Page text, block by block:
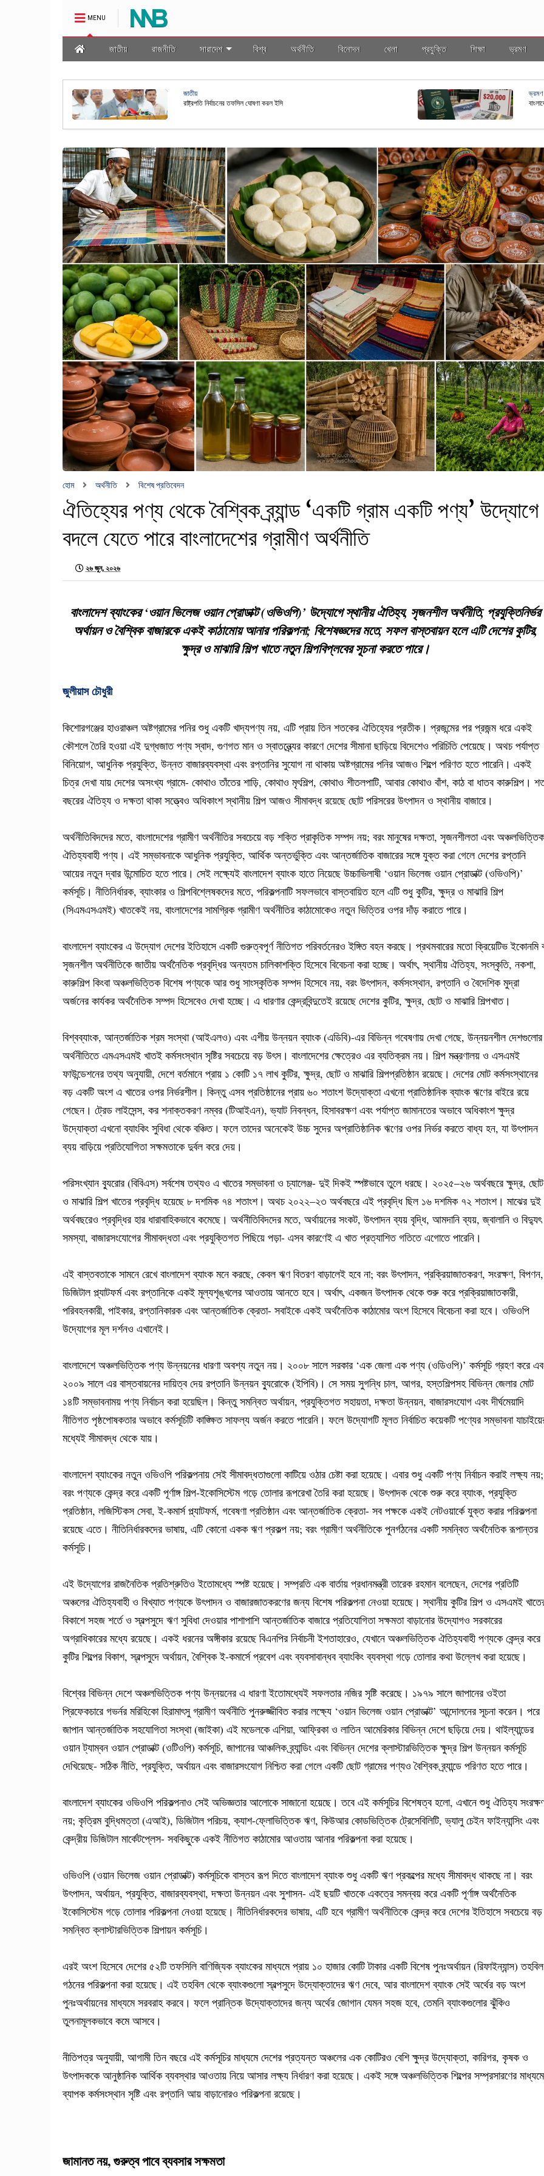
MENU
জাতীয় রাজনীতি সারাদেশ বিশ্ব অর্থনীতি বিনোদন খেলা প্রযুক্তি শিক্ষা ভ্রমণ
জাতীয়
রাষ্ট্রপতি নির্বাচনের তফসিল ঘোষণা করল ইসি
ভ্রমণ
হোম অর্থনীতি বিশেষ প্রতিবেদন
ঐতিহ্যের পণ্য থেকে বৈশ্বিক ব্র্যান্ড ‘একটি গ্রাম একটি পণ্য’ উদ্যোগে
বদলে যেতে পারে বাংলাদেশের গ্রামীণ অর্থনীতি
২৬ জুন, ২০২৬
বাংলাদেশ ব্যাংকের ‘ওয়ান ভিলেজ ওয়ান প্রোডাক্ট (ওভিওপি)’ উদ্যোগে স্থানীয় ঐতিহ্য, সৃজনশীল অর্থনীতি, প্রযুক্তিনির্ভর
অর্থায়ন ও বৈশ্বিক বাজারকে একই কাঠামোয় আনার পরিকল্পনা; বিশেষজ্ঞদের মতে, সফল বাস্তবায়ন হলে এটি দেশের কুটির,
ক্ষুদ্র ও মাঝারি শিল্প খাতে নতুন শিল্পবিপ্লবের সূচনা করতে পারে।
জুলীয়াস চৌধুরী
কিশোরগঞ্জের হাওরাঞ্চল অষ্টগ্রামের পনির শুধু একটি খাদ্যপণ্য নয়, এটি প্রায় তিন শতকের ঐতিহ্যের প্রতীক। প্রজন্মের পর প্রজন্ম ধরে একই
কৌশলে তৈরি হওয়া এই দুগ্ধজাত পণ্য স্বাদ, গুণগত মান ও স্বাতন্ত্র্যের কারণে দেশের সীমানা ছাড়িয়ে বিদেশেও পরিচিতি পেয়েছে। অথচ পর্যাপ্ত
বিনিয়োগ, আধুনিক প্রযুক্তি, উন্নত বাজারব্যবস্থা এবং রপ্তানির সুযোগ না থাকায় অষ্টগ্রামের পনির আজও শিল্পে পরিণত হতে পারেনি। একই
চিত্র দেখা যায় দেশের অসংখ্য গ্রামে- কোথাও তাঁতের শাড়ি, কোথাও মৃৎশিল্প, কোথাও শীতলপাটি, আবার কোথাও বাঁশ, কাঠ বা ধাতব কারুশিল্প।
বছরের ঐতিহ্য ও দক্ষতা থাকা সত্ত্বেও অধিকাংশ স্থানীয় শিল্প আজও সীমাবদ্ধ রয়েছে ছোট পরিসরের উৎপাদন ও স্থানীয় বাজারে।
অর্থনীতিবিদদের মতে, বাংলাদেশের গ্রামীণ অর্থনীতির সবচেয়ে বড় শক্তি প্রাকৃতিক সম্পদ নয়; বরং মানুষের দক্ষতা, সৃজনশীলতা এবং অঞ্চলভিত্তিক
ঐতিহ্যবাহী পণ্য। এই সম্ভাবনাকে আধুনিক প্রযুক্তি, আর্থিক অন্তর্ভুক্তি এবং আন্তর্জাতিক বাজারের সঙ্গে যুক্ত করা গেলে দেশের রপ্তানি
আয়ের নতুন দ্বার উন্মোচিত হতে পারে। সেই লক্ষ্যেই বাংলাদেশ ব্যাংক হাতে নিয়েছে উচ্চাভিলাষী ‘ওয়ান ভিলেজ ওয়ান প্রোডাক্ট (ওভিওপি)’
কর্মসূচি। নীতিনির্ধারক, ব্যাংকার ও শিল্পবিশ্লেষকদের মতে, পরিকল্পনাটি সফলভাবে বাস্তবায়িত হলে এটি শুধু কুটির, ক্ষুদ্র ও মাঝারি শিল্প
(সিএমএসএমই) খাতকেই নয়, বাংলাদেশের সামগ্রিক গ্রামীণ অর্থনীতির কাঠামোকেও নতুন ভিত্তির ওপর দাঁড় করাতে পারে।
বাংলাদেশ ব্যাংকের এ উদ্যোগ দেশের ইতিহাসে একটি গুরুত্বপূর্ণ নীতিগত পরিবর্তনেরও ইঙ্গিত বহন করছে। প্রথমবারের মতো ক্রিয়েটিভ ইকোনমি
সৃজনশীল অর্থনীতিকে জাতীয় অর্থনৈতিক প্রবৃদ্ধির অন্যতম চালিকাশক্তি হিসেবে বিবেচনা করা হচ্ছে। অর্থাৎ, স্থানীয় ঐতিহ্য, সংস্কৃতি, নকশা,
কারুশিল্প কিংবা অঞ্চলভিত্তিক বিশেষ পণ্যকে আর শুধু সাংস্কৃতিক সম্পদ হিসেবে নয়, বরং উৎপাদন, কর্মসংস্থান, রপ্তানি ও বৈদেশিক মুদ্রা
অর্জনের কার্যকর অর্থনৈতিক সম্পদ হিসেবেও দেখা হচ্ছে। এ ধারণার কেন্দ্রবিন্দুতেই রয়েছে দেশের কুটির, ক্ষুদ্র, ছোট ও মাঝারি শিল্পখাত।
বিশ্বব্যাংক, আন্তর্জাতিক শ্রম সংস্থা (আইএলও) এবং এশীয় উন্নয়ন ব্যাংক (এডিবি)-এর বিভিন্ন গবেষণায় দেখা গেছে, উন্নয়নশীল দেশগুলোর
অর্থনীতিতে এমএসএমই খাতই কর্মসংস্থান সৃষ্টির সবচেয়ে বড় উৎস। বাংলাদেশের ক্ষেত্রেও এর ব্যতিক্রম নয়। শিল্প মন্ত্রণালয় ও এসএমই
ফাউন্ডেশনের তথ্য অনুযায়ী, দেশে বর্তমানে প্রায় ১ কোটি ১৭ লাখ কুটির, ক্ষুদ্র, ছোট ও মাঝারি শিল্পপ্রতিষ্ঠান রয়েছে। দেশের মোট কর্মসংস্থানের
বড় একটি অংশ এ খাতের ওপর নির্ভরশীল। কিন্তু এসব প্রতিষ্ঠানের প্রায় ৬০ শতাংশ উদ্যোক্তা এখনো প্রাতিষ্ঠানিক ব্যাংক ঋণের বাইরে রয়ে
গেছেন। ট্রেড লাইসেন্স, কর শনাক্তকরণ নম্বর (টিআইএন), ভ্যাট নিবন্ধন, হিসাবরক্ষণ এবং পর্যাপ্ত জামানতের অভাবে অধিকাংশ ক্ষুদ্র
উদ্যোক্তা এখনো ব্যাংকিং সুবিধা থেকে বঞ্চিত। ফলে তাদের অনেকেই উচ্চ সুদের অপ্রাতিষ্ঠানিক ঋণের ওপর নির্ভর করতে বাধ্য হন, যা উৎপাদন
ব্যয় বাড়িয়ে প্রতিযোগিতা সক্ষমতাকে দুর্বল করে দেয়।
পরিসংখ্যান ব্যুরোর (বিবিএস) সর্বশেষ তথ্যও এ খাতের সম্ভাবনা ও চ্যালেঞ্জ- দুই দিকই স্পষ্টভাবে তুলে ধরছে। ২০২৫–২৬ অর্থবছরে ক্ষুদ্র, ছোট
ও মাঝারি শিল্প খাতের প্রবৃদ্ধি হয়েছে ৮ দশমিক ৭৪ শতাংশ। অথচ ২০২২–২৩ অর্থবছরে এই প্রবৃদ্ধি ছিল ১৬ দশমিক ৭২ শতাংশ। মাঝের দুই
অর্থবছরেও প্রবৃদ্ধির হার ধারাবাহিকভাবে কমেছে। অর্থনীতিবিদদের মতে, অর্থায়নের সংকট, উৎপাদন ব্যয় বৃদ্ধি, আমদানি ব্যয়, জ্বালানি ও বিদ্যুৎ
সমস্যা, বাজারসংযোগের সীমাবদ্ধতা এবং প্রযুক্তিগত পিছিয়ে পড়া- এসব কারণেই এ খাত প্রত্যাশিত গতিতে এগোতে পারেনি।
এই বাস্তবতাকে সামনে রেখে বাংলাদেশ ব্যাংক মনে করছে, কেবল ঋণ বিতরণ বাড়ালেই হবে না; বরং উৎপাদন, প্রক্রিয়াজাতকরণ, সংরক্ষণ, বিপণন,
ডিজিটাল প্ল্যাটফর্ম এবং রপ্তানিকে একই মূল্যশৃঙ্খলের আওতায় আনতে হবে। অর্থাৎ, একজন উৎপাদক থেকে শুরু করে প্রক্রিয়াজাতকারী,
পরিবহনকারী, পাইকার, রপ্তানিকারক এবং আন্তর্জাতিক ক্রেতা- সবাইকে একই অর্থনৈতিক কাঠামোর অংশ হিসেবে বিবেচনা করা হবে। ওভিওপি
উদ্যোগের মূল দর্শনও এখানেই।
বাংলাদেশে অঞ্চলভিত্তিক পণ্য উন্নয়নের ধারণা অবশ্য নতুন নয়। ২০০৮ সালে সরকার ‘এক জেলা এক পণ্য (ওডিওপি)’ কর্মসূচি গ্রহণ করে
২০০৯ সালে এর বাস্তবায়নের দায়িত্ব দেয় রপ্তানি উন্নয়ন ব্যুরোকে (ইপিবি)। সে সময় সুগন্ধি চাল, আগর, হস্তশিল্পসহ বিভিন্ন জেলার মোট
১৪টি সম্ভাবনাময় পণ্য নির্বাচন করা হয়েছিল। কিন্তু সমন্বিত অর্থায়ন, প্রযুক্তিগত সহায়তা, দক্ষতা উন্নয়ন, বাজারসংযোগ এবং দীর্ঘমেয়াদি
নীতিগত পৃষ্ঠপোষকতার অভাবে কর্মসূচিটি কাঙ্ক্ষিত সাফল্য অর্জন করতে পারেনি। ফলে উদ্যোগটি মূলত নির্বাচিত কয়েকটি পণ্যের সম্ভাবনা
মধ্যেই সীমাবদ্ধ থেকে যায়।
বাংলাদেশ ব্যাংকের নতুন ওভিওপি পরিকল্পনায় সেই সীমাবদ্ধতাগুলো কাটিয়ে ওঠার চেষ্টা করা হয়েছে। এবার শুধু একটি পণ্য নির্বাচন করাই লক্ষ্য নয়;
বরং পণ্যকে কেন্দ্র করে একটি পূর্ণাঙ্গ শিল্প-ইকোসিস্টেম গড়ে তোলার রূপরেখা তৈরি করা হয়েছে। উৎপাদক থেকে শুরু করে ব্যাংক, প্রযুক্তি
প্রতিষ্ঠান, লজিস্টিকস সেবা, ই-কমার্স প্ল্যাটফর্ম, গবেষণা প্রতিষ্ঠান এবং আন্তর্জাতিক ক্রেতা- সব পক্ষকে একই নেটওয়ার্কে যুক্ত করার পরিকল্পনা
রয়েছে এতে। নীতিনির্ধারকদের ভাষায়, এটি কোনো একক ঋণ প্রকল্প নয়; বরং গ্রামীণ অর্থনীতিকে পুনর্গঠনের একটি সমন্বিত অর্থনৈতিক রূপান্তর
কর্মসূচি।
এই উদ্যোগের রাজনৈতিক প্রতিশ্রুতিও ইতোমধ্যে স্পষ্ট হয়েছে। সম্প্রতি এক বার্তায় প্রধানমন্ত্রী তারেক রহমান বলেছেন, দেশের প্রতিটি
অঞ্চলের ঐতিহ্যবাহী ও বিখ্যাত পণ্যকে উৎপাদন ও বাজারজাতকরণের জন্য বিশেষ পরিকল্পনা নেওয়া হয়েছে। স্থানীয় কুটির শিল্প ও এসএমই
বিকাশে সহজ শর্তে ও স্বল্পসুদে ঋণ সুবিধা দেওয়ার পাশাপাশি আন্তর্জাতিক বাজারে প্রতিযোগিতা সক্ষমতা বাড়ানোর উদ্যোগও সরকারের
অগ্রাধিকারের মধ্যে রয়েছে। একই ধরনের অঙ্গীকার রয়েছে বিএনপির নির্বাচনী ইশতাহারেও, যেখানে অঞ্চলভিত্তিক ঐতিহ্যবাহী পণ্যকে কেন্দ্র করে
কুটির শিল্পের বিকাশ, স্বল্পসুদে অর্থায়ন, বৈশ্বিক ই-কমার্সে প্রবেশ এবং ব্যবসাবান্ধব ব্যাংকিং ব্যবস্থা গড়ে তোলার কথা উল্লেখ করা হয়েছে।
বিশ্বের বিভিন্ন দেশে অঞ্চলভিত্তিক পণ্য উন্নয়নের এ ধারণা ইতোমধ্যেই সফলতার নজির সৃষ্টি করেছে। ১৯৭৯ সালে জাপানের ওইতা
প্রিফেকচারে গভর্নর মরিহিকো হিরামাৎসু গ্রামীণ অর্থনীতি পুনরুজ্জীবিত করার লক্ষ্যে ‘ওয়ান ভিলেজ ওয়ান প্রোডাক্ট’ আন্দোলনের সূচনা করেন। পরে
জাপান আন্তর্জাতিক সহযোগিতা সংস্থা (জাইকা) এই মডেলকে এশিয়া, আফ্রিকা ও লাতিন আমেরিকার বিভিন্ন দেশে ছড়িয়ে দেয়। থাইল্যান্ডের
ওয়ান ট্যাম্বন ওয়ান প্রোডাক্ট (ওটিওপি) কর্মসূচি, জাপানের আঞ্চলিক ব্র্যান্ডিং এবং বিভিন্ন দেশের ক্লাস্টারভিত্তিক ক্ষুদ্র শিল্প উন্নয়ন কর্মসূচি
দেখিয়েছে- সঠিক নীতি, প্রযুক্তি, অর্থায়ন এবং বাজারসংযোগ নিশ্চিত করা গেলে একটি ছোট গ্রামের পণ্যও বৈশ্বিক ব্র্যান্ডে পরিণত হতে পারে।
বাংলাদেশ ব্যাংকের ওভিওপি পরিকল্পনাও সেই অভিজ্ঞতার আলোকে সাজানো হয়েছে। তবে এই কর্মসূচির বিশেষত্ব হলো, এখানে শুধু ঐতিহ্য
নয়; কৃত্রিম বুদ্ধিমত্তা (এআই), ডিজিটাল পরিচয়, ক্যাশ-ফ্লোভিত্তিক ঋণ, কিউআর কোডভিত্তিক ট্রেসেবিলিটি, ভ্যালু চেইন ফাইন্যান্সিং এবং
কেন্দ্রীয় ডিজিটাল মার্কেটপ্লেস- সবকিছুকে একই নীতিগত কাঠামোর আওতায় আনার পরিকল্পনা করা হয়েছে।
ওভিওপি (ওয়ান ভিলেজ ওয়ান প্রোডাক্ট) কর্মসূচিকে বাস্তব রূপ দিতে বাংলাদেশ ব্যাংক শুধু একটি ঋণ প্রকল্পের মধ্যে সীমাবদ্ধ থাকছে না। বরং
উৎপাদন, অর্থায়ন, প্রযুক্তি, বাজারব্যবস্থা, দক্ষতা উন্নয়ন এবং সুশাসন- এই ছয়টি খাতকে একত্রে সমন্বয় করে একটি পূর্ণাঙ্গ অর্থনৈতিক
ইকোসিস্টেম গড়ে তোলার পরিকল্পনা নেওয়া হয়েছে। নীতিনির্ধারকদের ভাষায়, এটি হবে গ্রামীণ অর্থনীতিকে কেন্দ্র করে দেশের ইতিহাসে সবচেয়ে বড়
সমন্বিত ক্লাস্টারভিত্তিক শিল্পায়ন কর্মসূচি।
এরই অংশ হিসেবে দেশের ৫২টি তফসিলি বাণিজ্যিক ব্যাংকের মাধ্যমে প্রায় ১০ হাজার কোটি টাকার একটি বিশেষ পুনঃঅর্থায়ন (রিফাইন্যান্স) তহবিল
গঠনের পরিকল্পনা করা হয়েছে। এই তহবিল থেকে ব্যাংকগুলো স্বল্পসুদে উদ্যোক্তাদের ঋণ দেবে, আর বাংলাদেশ ব্যাংক সেই অর্থের বড় অংশ
পুনঃঅর্থায়নের মাধ্যমে সরবরাহ করবে। ফলে প্রান্তিক উদ্যোক্তাদের জন্য অর্থের জোগান যেমন সহজ হবে, তেমনি ব্যাংকগুলোর ঝুঁকিও
তুলনামূলকভাবে কমে আসবে।
নীতিপত্র অনুযায়ী, আগামী তিন বছরে এই কর্মসূচির মাধ্যমে দেশের প্রত্যন্ত অঞ্চলের এক কোটিরও বেশি ক্ষুদ্র উদ্যোক্তা, কারিগর, কৃষক ও
উৎপাদককে আনুষ্ঠানিক আর্থিক ব্যবস্থার আওতায় নিয়ে আসার লক্ষ্য নির্ধারণ করা হয়েছে। একই সঙ্গে অঞ্চলভিত্তিক শিল্পের সম্প্রসারণের মাধ্যমে
ব্যাপক কর্মসংস্থান সৃষ্টি এবং রপ্তানি আয় বাড়ানোরও পরিকল্পনা রয়েছে।
জামানত নয়, গুরুত্ব পাবে ব্যবসার সক্ষমতা